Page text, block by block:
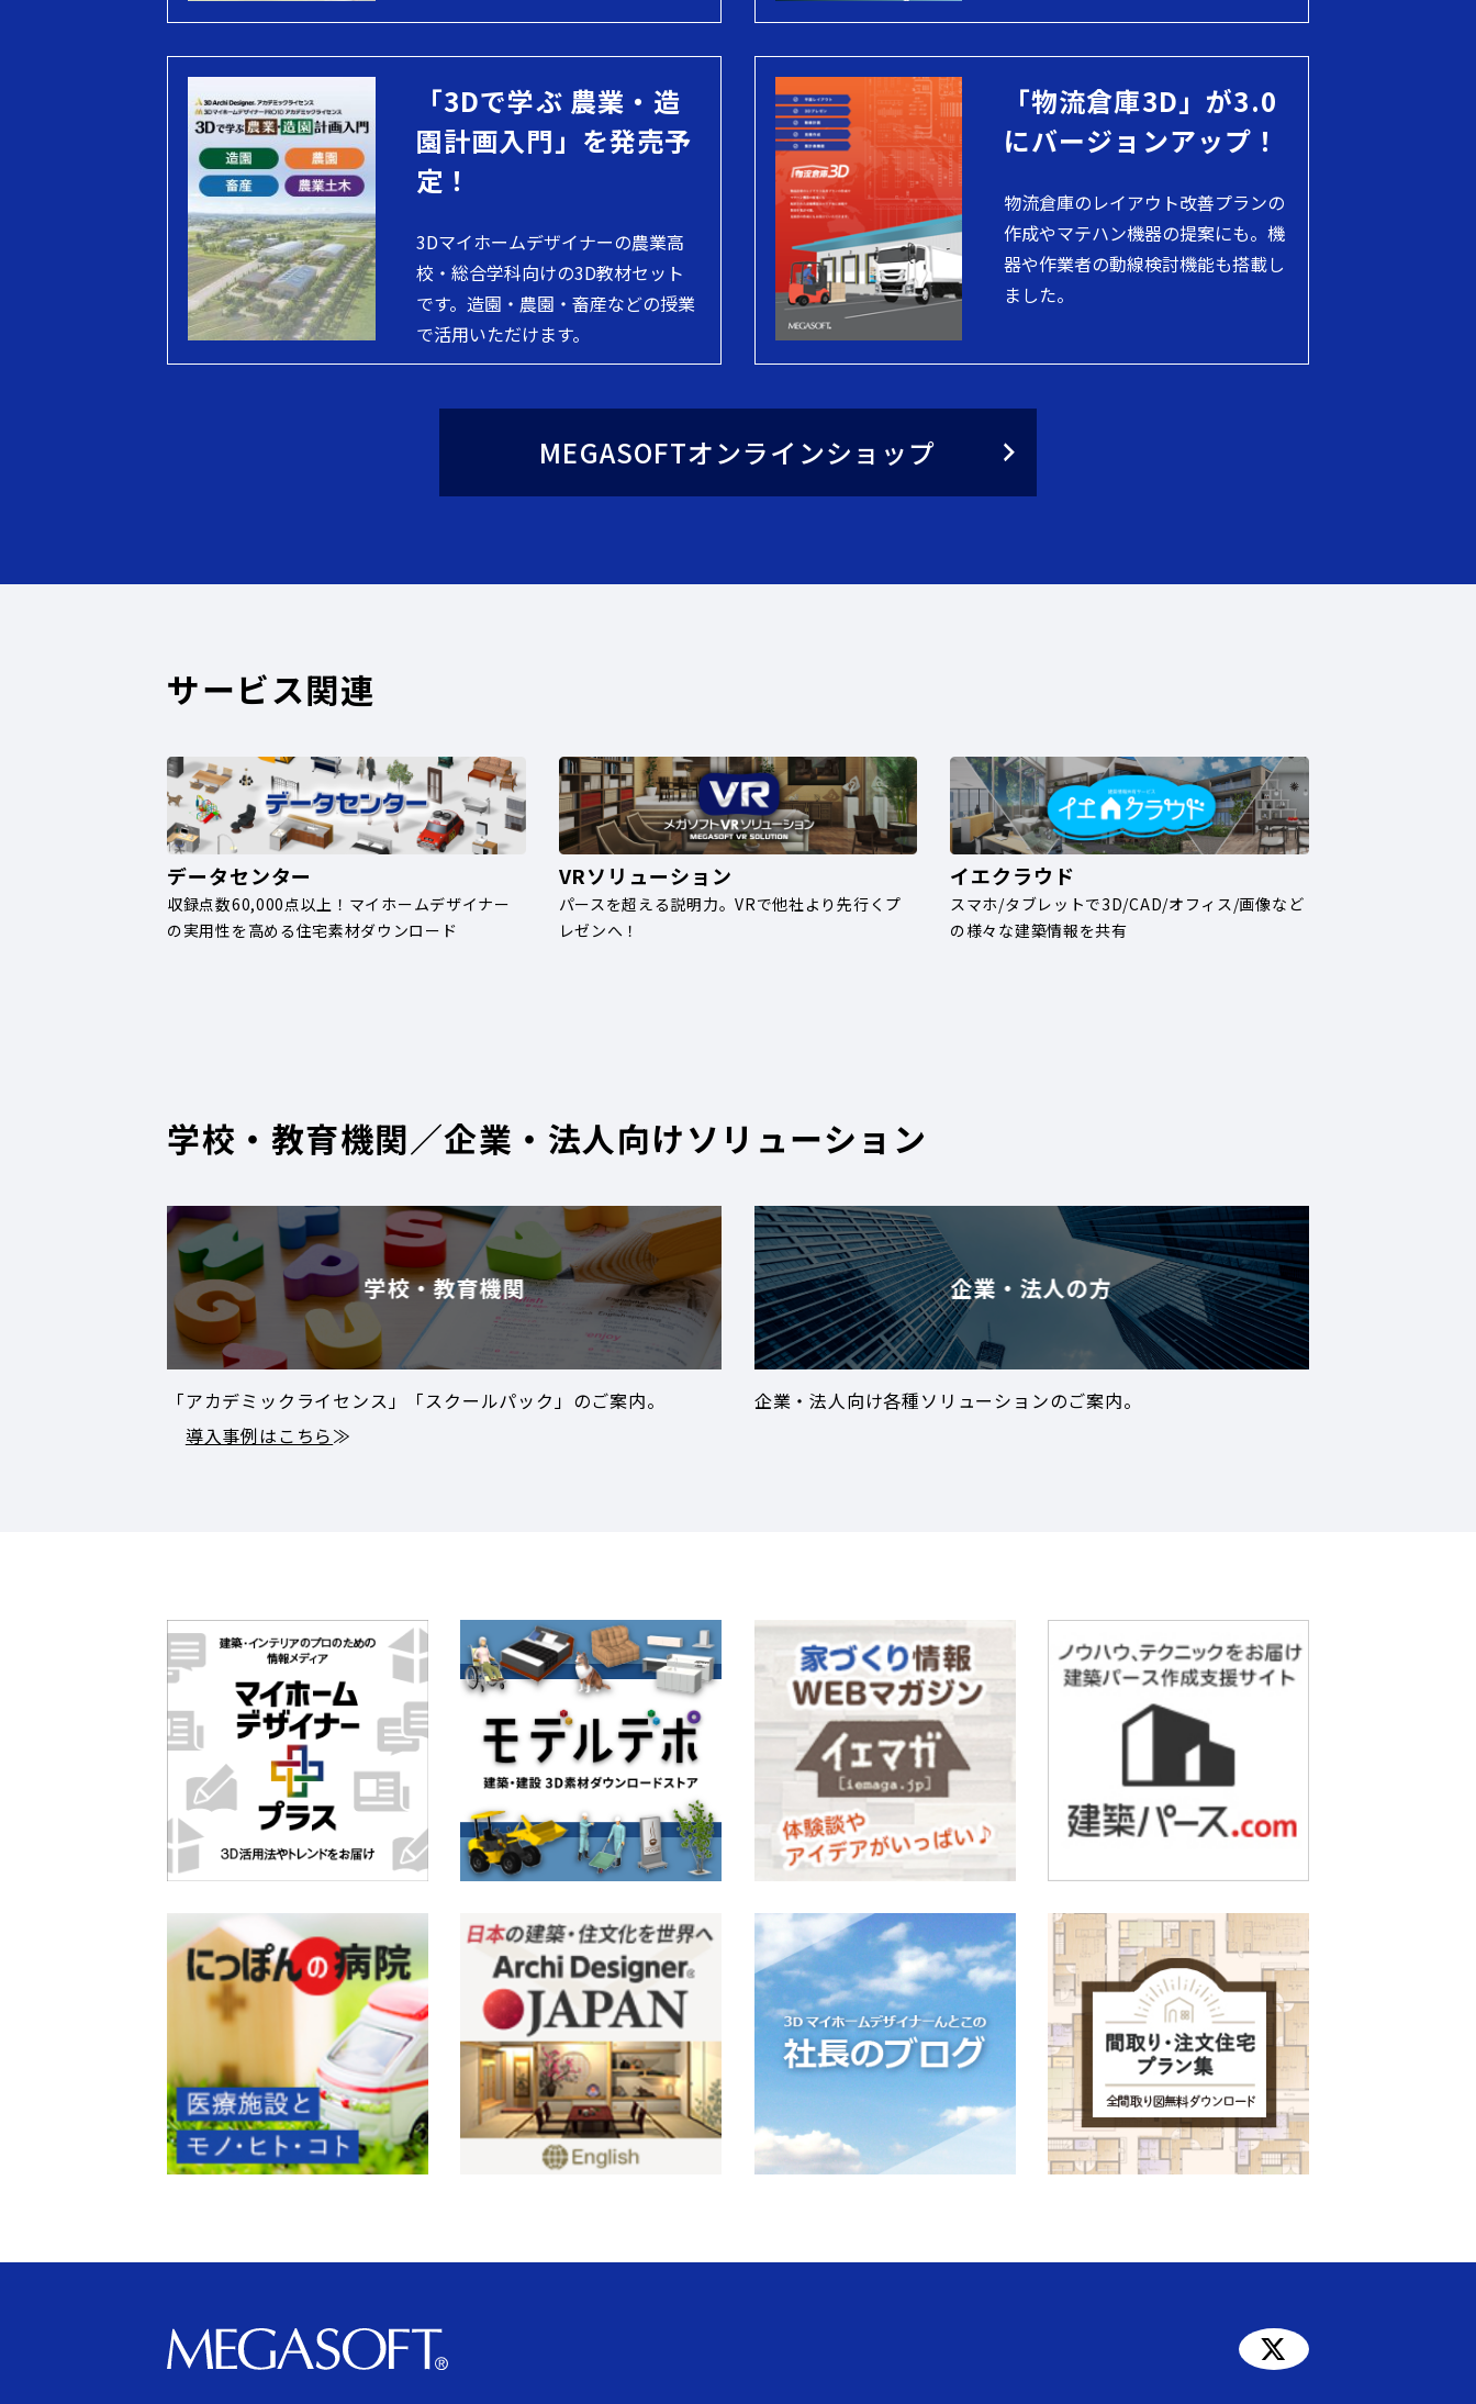
「3Dで学ぶ 農業・造
園計画入門」を発売予
定！
3Dマイホームデザイナーの農業高
校・総合学科向けの3D教材セット
です。造園・農園・畜産などの授業
で活用いただけます。
「物流倉庫3D」が3.0
にバージョンアップ！
物流倉庫のレイアウト改善プランの
作成やマテハン機器の提案にも。機
器や作業者の動線検討機能も搭載し
ました。
MEGASOFTオンラインショップ
サービス関連
データセンター
収録点数60,000点以上！マイホームデザイナー
の実用性を高める住宅素材ダウンロード
VRソリューション
パースを超える説明力。VRで他社より先行くプ
レゼンへ！
イエクラウド
スマホ/タブレットで3D/CAD/オフィス/画像など
の様々な建築情報を共有
学校・教育機関／企業・法人向けソリューション
学校・教育機関
「アカデミックライセンス」「スクールパック」のご案内。
導入事例はこちら≫
企業・法人の方
企業・法人向け各種ソリューションのご案内。